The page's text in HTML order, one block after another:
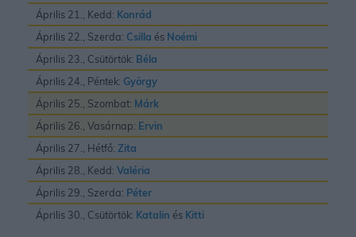
Április 21., Kedd: Konrád
Április 22., Szerda: Csilla és Noémi
Április 23., Csütörtök: Béla
Április 24., Péntek: György
Április 25., Szombat: Márk
Április 26., Vasárnap: Ervin
Április 27., Hétfő: Zita
Április 28., Kedd: Valéria
Április 29., Szerda: Péter
Április 30., Csütörtök: Katalin és Kitti